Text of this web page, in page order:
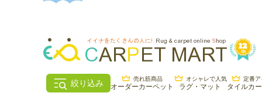
絞り込み 売れ筋商品
オーダーカーペット
オシャレで人気
ラグ・マット
定番
タイルカ